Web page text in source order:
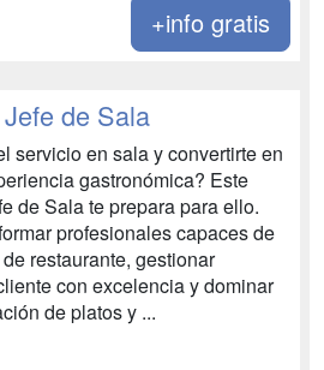
+info gratis
de Sala
servicio en sala y convertirte en
gastronómica? Este
de Sala te prepara para ello.
profesionales capaces de
restaurante, gestionar
con excelencia y dominar
de platos y ...